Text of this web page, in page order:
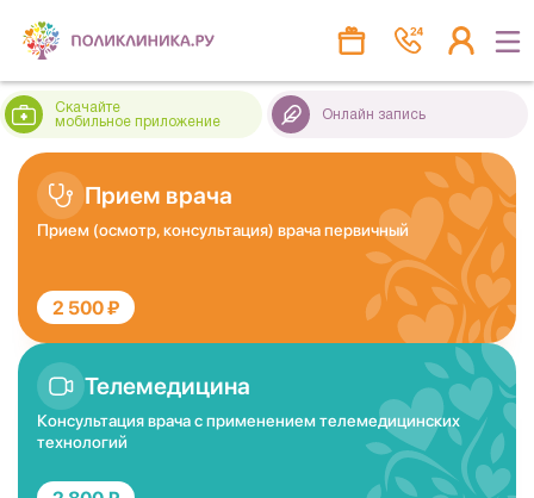
Скачайте
мобильное приложение
Онлайн запись
Прием врача
Прием (осмотр, консультация) врача первичный
2 500 ₽
Телемедицина
Консультация врача с применением телемедицинских
технологий